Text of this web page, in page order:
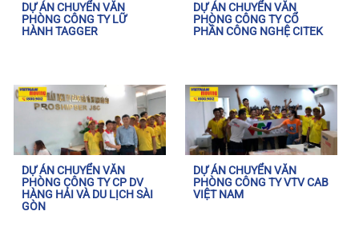
DỰ ÁN CHUYỂN VĂN
PHÒNG CÔNG TY LỮ
HÀNH TAGGER
DỰ ÁN CHUYỂN VĂN
PHÒNG CÔNG TY CỔ
PHẦN CÔNG NGHỆ CITEK
DỰ ÁN CHUYỂN VĂN
PHÒNG CÔNG TY CP DV
HÀNG HẢI VÀ DU LỊCH SÀI
GÒN
DỰ ÁN CHUYỂN VĂN
PHÒNG CÔNG TY VTV CAB
VIỆT NAM